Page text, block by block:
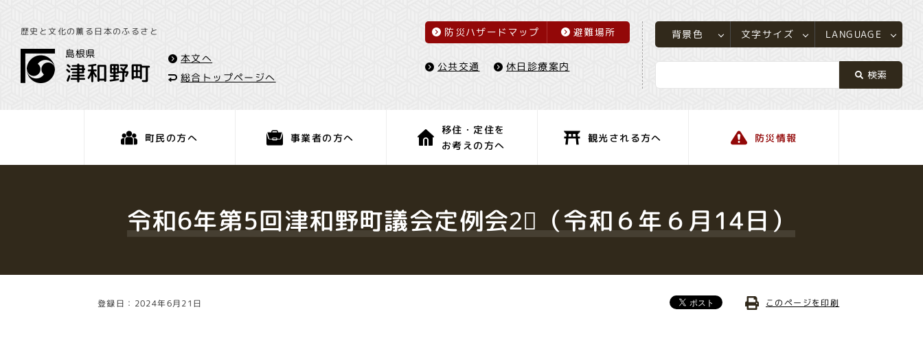
歴史と文化の薫る日本のふるさと
本文へ
総合トップページへ
防災ハザードマップ 避難場所
公共交通 休日診療案内
背景色 文字サイズ LANGUAGE
町民の方へ 事業者の方へ
移住・定住を
お考えの方へ
観光される方へ 防災情報
令和6年第5回津和野町議会定例会2⃣（令和６年６月14日）
登録日：2024年6月21日 このページを印刷